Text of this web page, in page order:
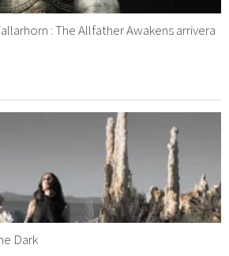
: The Allfather Awakens arrivera
Dark